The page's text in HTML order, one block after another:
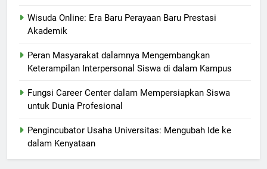
Wisuda Online: Era Baru Perayaan Baru Prestasi
Akademik
Peran Masyarakat dalamnya Mengembangkan
Keterampilan Interpersonal Siswa di dalam Kampus
Fungsi Career Center dalam Mempersiapkan Siswa
untuk Dunia Profesional
Pengincubator Usaha Universitas: Mengubah Ide ke
dalam Kenyataan